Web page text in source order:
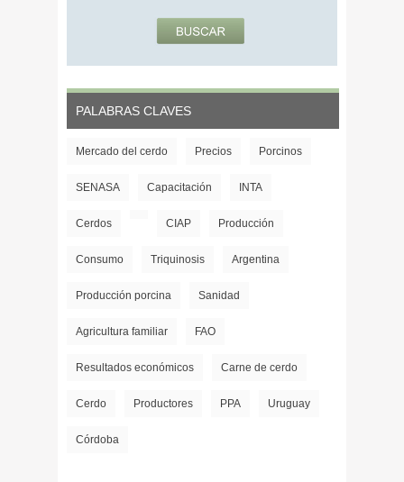
PALABRAS CLAVES
Mercado del cerdo Precios Porcinos
SENASA Capacitación INTA
Cerdos CIAP Producción
Consumo Triquinosis Argentina
Producción porcina Sanidad
Agricultura familiar FAO
Resultados económicos Carne de cerdo
Cerdo Productores PPA Uruguay
Córdoba